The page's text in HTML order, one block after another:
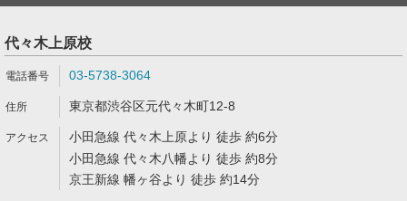
代々木上原校
03-5738-3064
東京都渋谷区元代々木町12-8
小田急線 代々木上原より 徒歩 約6分
小田急線 代々木八幡より 徒歩 約8分
京王新線 幡ヶ谷より 徒歩 約14分